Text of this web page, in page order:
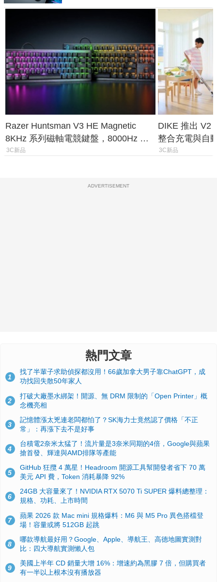
Razer Huntsman V3 HE Magnetic
8KHz 系列磁軸電競鍵盤，8000Hz 輪
詢率、0.1mm 觸發全面升級
3C新品
DIKE 推出 V2
整合充電與自
3C新品
ADVERTISEMENT
熱門文章
1
找了半輩子求助偵探都沒用！66歲加拿大男子靠ChatGPT，成
功找回失散50年家人
2
打破大廠墨水綁架！開源、無 DRM 限制的「Open Printer」概
念機亮相
3
記憶體漲太兇連老闆都怕了？SK海力士竟然認了價格「不正
常」：再漲下去不是好事
4
台積電2奈米太猛了！流片量是3奈米同期的4倍，Google與蘋果
搶首發、輝達與AMD排隊等產能
5
GitHub 狂攬 4 萬星！Headroom 開源工具幫開發者省下 70 萬
美元 API 費，Token 消耗暴降 92%
6
24GB 大容量來了！NVIDIA RTX 5070 Ti SUPER 爆料總整理：
規格、功耗、上市時間
7
蘋果 2026 款 Mac mini 規格爆料：M6 與 M5 Pro 異色搭檔登
場！容量或將 512GB 起跳
8
哪款導航最好用？Google、Apple、導航王、高德地圖實測對
比：四大導航實測懶人包
9
美國上半年 CD 銷量大增 16%：增速約為黑膠 7 倍，但購買者
有一半以上根本沒有播放器